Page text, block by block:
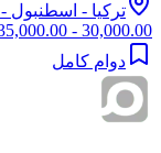
تركيا - اسطنبول - Fatih
30,000.00 - 35,000.00 TL
دوام كامل